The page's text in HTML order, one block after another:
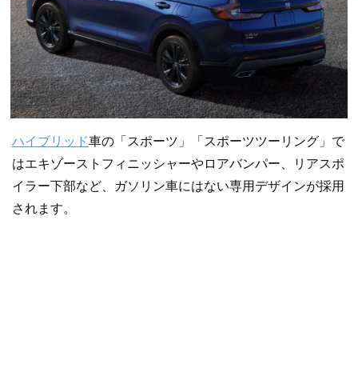
ハイブリッド車の「スポーツ」「スポーツツーリング」で
はエキゾーストフィニッシャーやロアバンパー、リアスポ
イラー下部など、ガソリン車にはない専用デザインが採用
されます。